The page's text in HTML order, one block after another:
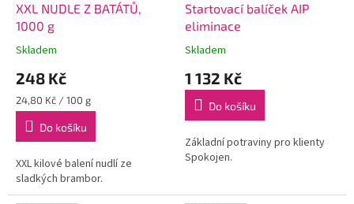
XXL NUDLE Z BATÁTŮ,
1000 g
Skladem
248 Kč
Měrná
cena:
24,80 Kč / 100 g
Do košíku
XXL kilové balení nudlí ze
sladkých brambor.
Startovací balíček AIP
eliminace
Skladem
1 132 Kč
Do košíku
Základní potraviny pro klienty
Spokojen.